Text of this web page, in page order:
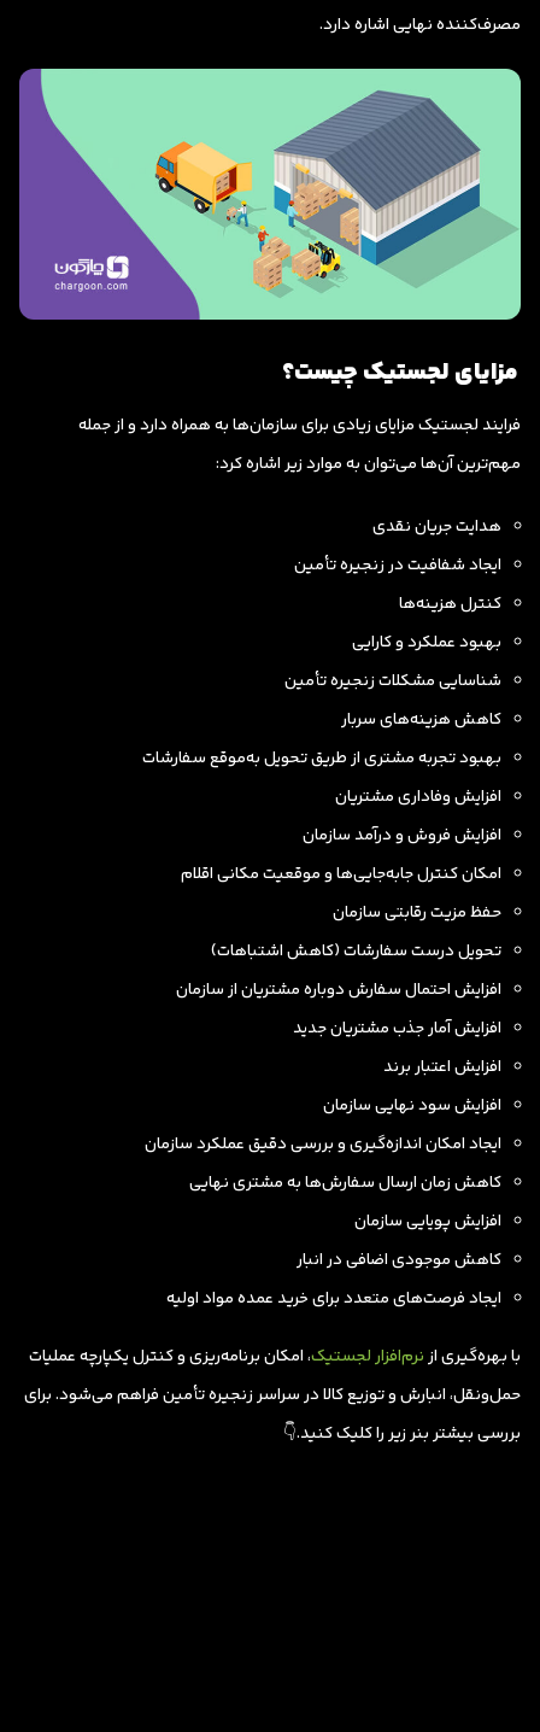
مصرف‌کننده نهایی اشاره دارد.
مزایای لجستیک چیست؟
فرایند لجستیک مزایای زیادی برای سازمان‌ها به همراه دارد و از جمله
مهم‌ترین آن‌ها می‌توان به موارد زیر اشاره کرد:
هدایت جریان نقدی
ایجاد شفافیت در زنجیره تأمین
کنترل هزینه‌ها
بهبود عملکرد و کارایی
شناسایی مشکلات زنجیره تأمین
کاهش هزینه‌های سربار
بهبود تجربه مشتری از طریق تحویل به‌موقع سفارشات
افزایش وفاداری مشتریان
افزایش فروش و درآمد سازمان
امکان کنترل جابه‌جایی‌ها و موقعیت مکانی اقلام
حفظ مزیت رقابتی سازمان
تحویل درست سفارشات (کاهش اشتباهات)
افزایش احتمال سفارش دوباره مشتریان از سازمان
افزایش آمار جذب مشتریان جدید
افزایش اعتبار برند
افزایش سود نهایی سازمان
ایجاد امکان اندازه‌گیری و بررسی دقیق عملکرد سازمان
کاهش زمان ارسال سفارش‌ها به مشتری نهایی
افزایش پویایی سازمان
کاهش موجودی اضافی در انبار
ایجاد فرصت‌های متعدد برای خرید عمده مواد اولیه
با بهره‌گیری از نرم‌افزار لجستیک، امکان برنامه‌ریزی و کنترل یکپارچه عملیات
حمل‌ونقل، انبارش و توزیع کالا در سراسر زنجیره تأمین فراهم می‌شود. برای
بررسی بیشتر بنر زیر را کلیک کنید.👇